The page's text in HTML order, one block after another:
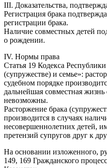
III. Доказательства,
Регистрация брака
регистрации брака.
Наличие совместных детей
о рождении.
IV. Нормы права
Статья 19 Кодекса
(супружестве) и семье»:
судебном порядке
дальнейшая совместная
невозможны.
Расторжение брака
производится в случаях
несовершеннолетних детей,
претензий супругов друг к
На основании изложенного,
149, 169 Гражданского